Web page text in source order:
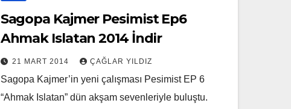
Sagopa Kajmer Pesimist Ep6
Ahmak Islatan 2014 İndir
21 MART 2014 ÇAĞLAR YILDIZ
Sagopa Kajmer’in yeni çalışması Pesimist EP 6
“Ahmak Islatan” dün akşam sevenleriyle buluştu.